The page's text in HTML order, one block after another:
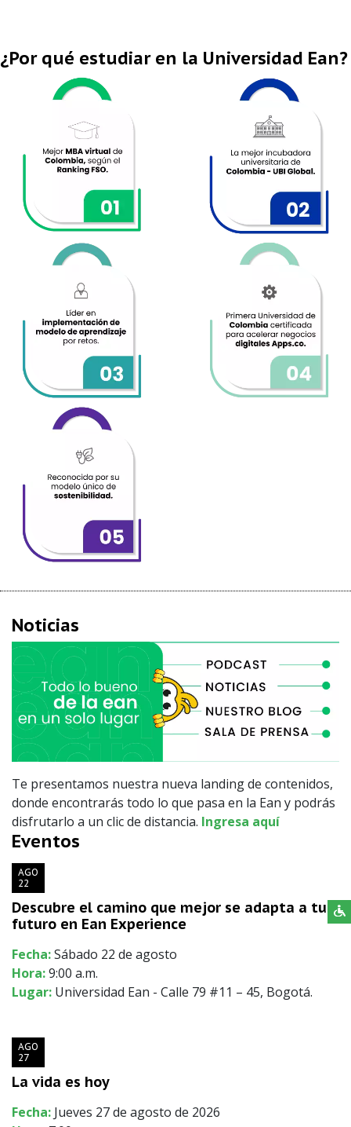
¿Por qué estudiar en la Universidad Ean?
Noticias
Te presentamos nuestra nueva landing de contenidos,
donde encontrarás todo lo que pasa en la Ean y podrás
disfrutarlo a un clic de distancia. Ingresa aquí
Eventos
AGO
22
Descubre el camino que mejor se adapta a tu
futuro en Ean Experience
Fecha:Sábado 22 de agosto
Hora:9:00 a.m.
Lugar: Universidad Ean - Calle 79 #11 – 45, Bogotá.
AGO
27
La vida es hoy
Fecha: Jueves 27 de agosto de 2026